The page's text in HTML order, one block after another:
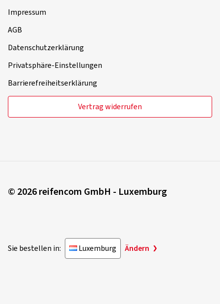
Impressum
AGB
Datenschutzerklärung
Privatsphäre-Einstellungen
Barrierefreiheitserklärung
Vertrag widerrufen
© 2026 reifencom GmbH - Luxemburg
Sie bestellen in: Luxemburg Ändern